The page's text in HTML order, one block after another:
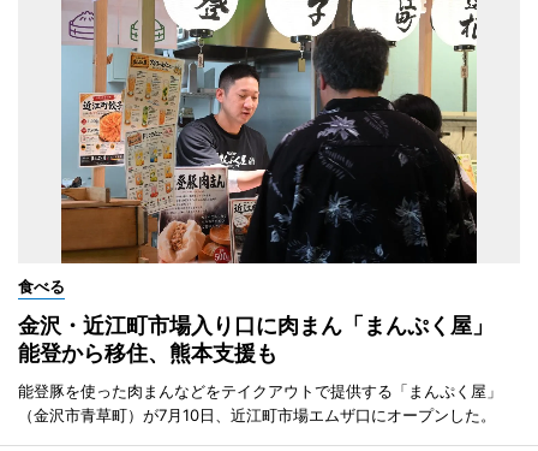
食べる
金沢・近江町市場入り口に肉まん「まんぷく屋」
能登から移住、熊本支援も
能登豚を使った肉まんなどをテイクアウトで提供する「まんぷく屋」
（金沢市青草町）が7月10日、近江町市場エムザ口にオープンした。